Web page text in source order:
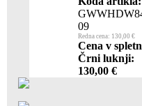
09
Redna cena: 130,00 €
Cena v
Črni luknji:
130,00 €